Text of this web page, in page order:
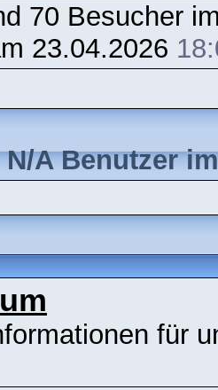
70 Besucher
23.04.2026
A Benutzer
für